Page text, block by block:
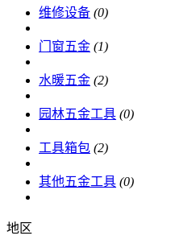
维修设备 (0)
门窗五金 (1)
水暖五金 (2)
园林五金工具 (0)
工具箱包 (2)
其他五金工具 (0)
地区